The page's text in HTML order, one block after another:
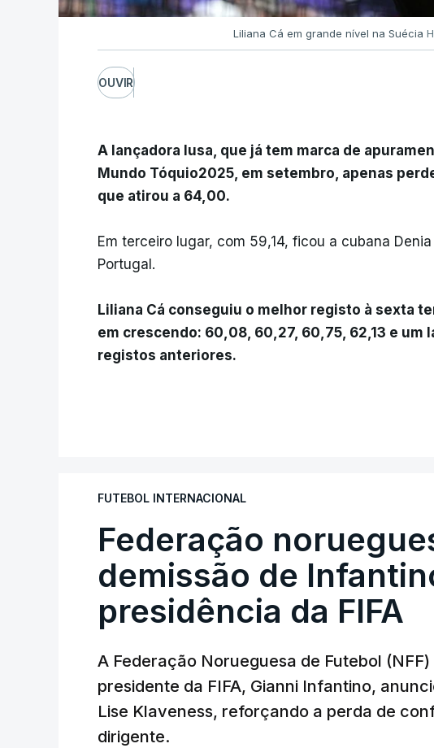
Liliana Cá em grande nível na Suécia
OUVIR
A lançadora lusa, que já tem marca de
Mundo Tóquio2025, em setembro, apenas
que atirou a 64,00.
Em terceiro lugar, com 59,14, ficou a cubana
Portugal.
Liliana Cá conseguiu o melhor registo à sexta
em crescendo: 60,08, 60,27, 60,75, 62,13 e um
registos anteriores.
FUTEBOL INTERNACIONAL
Federação
demissão de
presidência da FIFA
A Federação Norueguesa de Futebol
presidente da FIFA, Gianni Infantino,
Lise Klaveness, reforçando a perda de
dirigente.